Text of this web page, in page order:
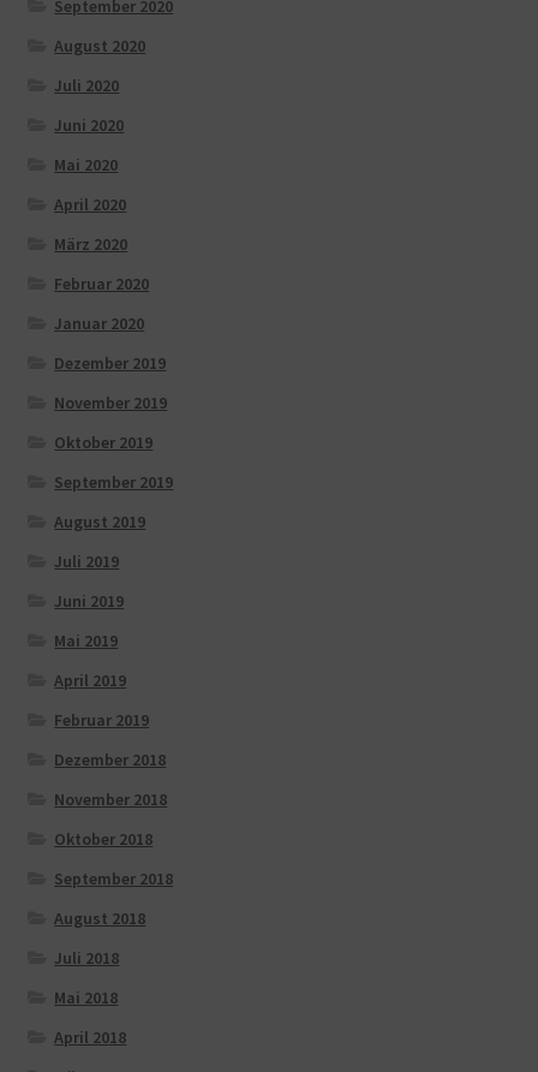
September 2020
August 2020
Juli 2020
Juni 2020
Mai 2020
April 2020
März 2020
Februar 2020
Januar 2020
Dezember 2019
November 2019
Oktober 2019
September 2019
August 2019
Juli 2019
Juni 2019
Mai 2019
April 2019
Februar 2019
Dezember 2018
November 2018
Oktober 2018
September 2018
August 2018
Juli 2018
Mai 2018
April 2018